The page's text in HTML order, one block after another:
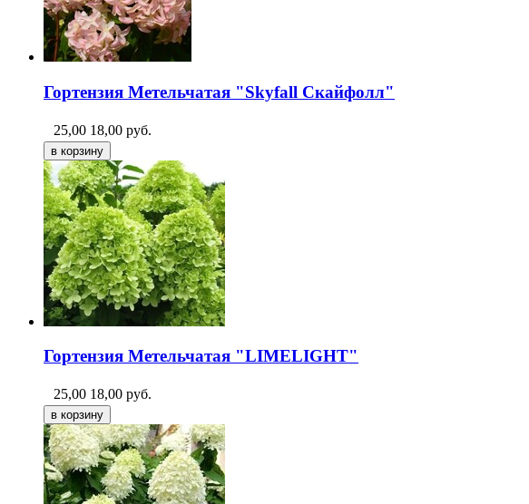
Гортензия Метельчатая "Skyfall Скайфолл"
25,00 18,00 руб.
Гортензия Метельчатая "LIMELIGHT"
25,00 18,00 руб.